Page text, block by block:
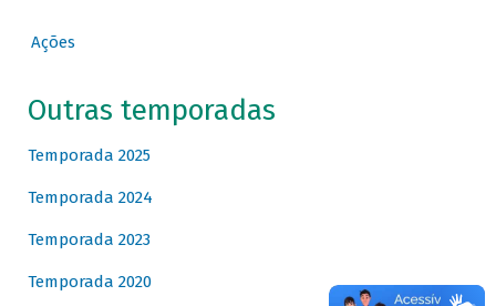
Ações
Outras temporadas
Temporada 2025
Temporada 2024
Temporada 2023
Temporada 2020